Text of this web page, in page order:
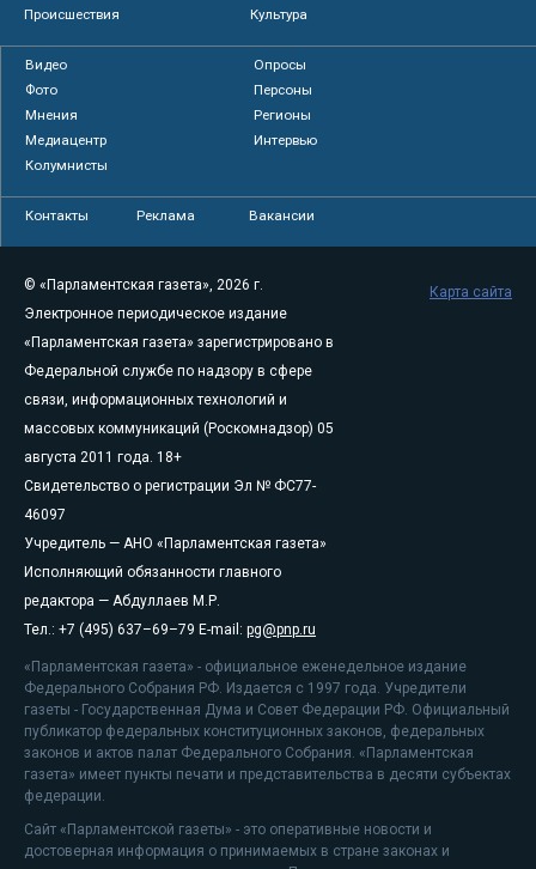
Происшествия
Культура
Видео
Опросы
Фото
Персоны
Мнения
Регионы
Медиацентр
Интервью
Колумнисты
Контакты Реклама Вакансии
© «Парламентская газета», 2026 г.
Электронное периодическое издание
«Парламентская газета» зарегистрировано в
Федеральной службе по надзору в сфере
связи, информационных технологий и
массовых коммуникаций (Роскомнадзор) 05
августа 2011 года. 18+
Свидетельство о регистрации Эл № ФС77-
46097
Учредитель — АНО «Парламентская газета»
Исполняющий обязанности главного
редактора — Абдуллаев М.Р.
Тел.: +7 (495) 637–69–79 E-mail: pg@pnp.ru
«Парламентская газета» - официальное еженедельное издание
Федерального Собрания РФ. Издается с 1997 года. Учредители
газеты - Государственная Дума и Совет Федерации РФ. Официальный
публикатор федеральных конституционных законов, федеральных
законов и актов палат Федерального Собрания. «Парламентская
газета» имеет пункты печати и представительства в десяти субъектах
федерации.
Сайт «Парламентской газеты» - это оперативные новости и
достоверная информация о принимаемых в стране законах и
Карта сайта